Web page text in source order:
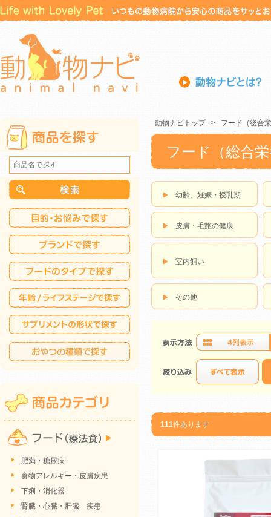
動物ナビトップ > フード（総合
フード（総合
幼齢、妊娠・授乳期
皮膚・毛艶の健康
室内飼い
その他
111件あります
肥満・糖尿病
食物アレルギー・皮膚疾患
下痢・消化器
腎臓・心臓・肝臓 疾患